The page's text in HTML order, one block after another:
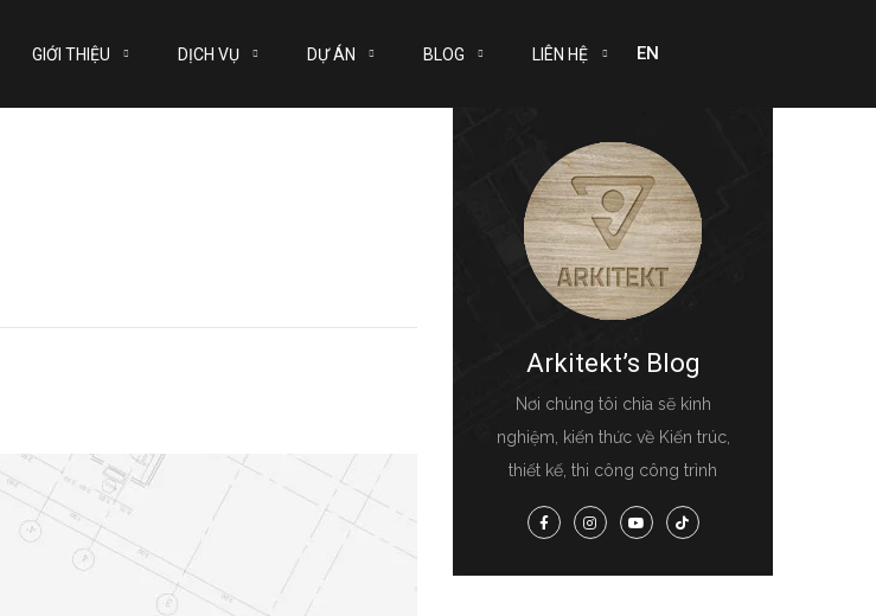
GIỚI THIỆU DỊCH VỤ DỰ ÁN BLOG LIÊN HỆ EN
Arkitekt’s Blog
Nơi chúng tôi chia sẽ kinh
nghiệm, kiến thức về Kiến trúc,
thiết kế, thi công công trình